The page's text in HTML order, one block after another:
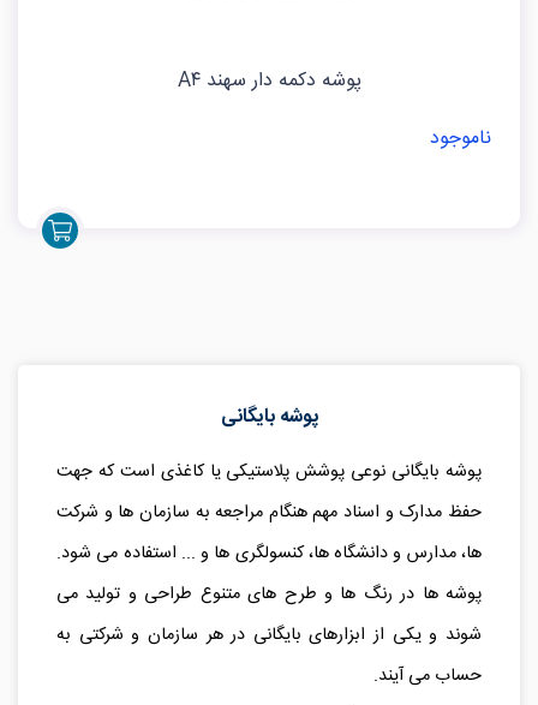
پوشه دکمه دار سهند A۴
ناموجود
پوشه بایگانی
پوشه بایگانی نوعی پوشش پلاستیکی یا کاغذی است که جهت
حفظ مدارک و اسناد مهم هنگام مراجعه به سازمان ها و شرکت
ها، مدارس و دانشگاه ها، کنسولگری ها و ... استفاده می شود.
پوشه ها در رنگ ها و طرح های متنوع طراحی و تولید می
شوند و یکی از ابزارهای بایگانی در هر سازمان و شرکتی به
حساب می آیند.